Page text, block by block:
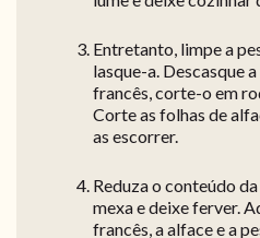
Entretanto, limpe a
lasque-a. Descasque
francês, corte-o em
Corte as folhas de
as escorrer.
Reduza o conteúdo
mexa e deixe ferver.
francês, a alface e a